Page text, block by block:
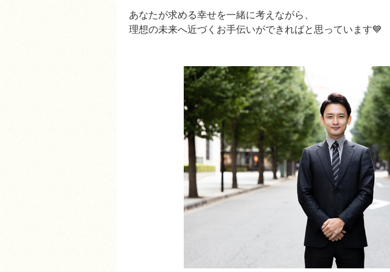
あなたが求める幸せを一緒に考えながら、
理想の未来へ近づくお手伝いができればと思っています💙